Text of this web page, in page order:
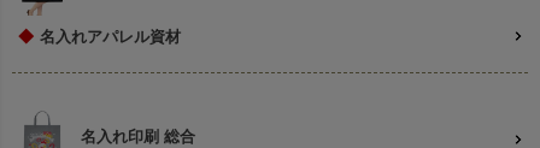
◆ 名入れアパレル資材
名入れ印刷 総合